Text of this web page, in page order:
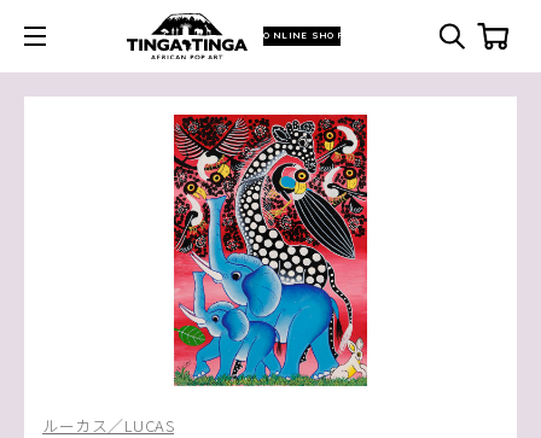
ONLINE SHOP
ルーカス／LUCAS